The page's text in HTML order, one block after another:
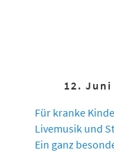
12. Juni
Für kranke
Livemusik und
Ein ganz